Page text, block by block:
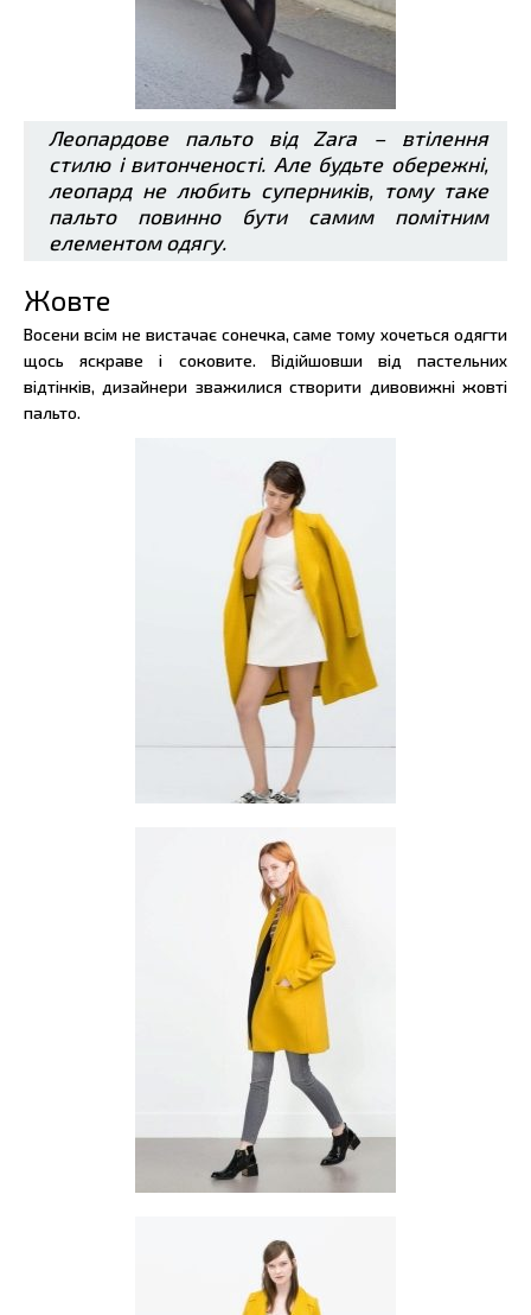
Леопардове пальто від Zara – втілення
стилю і витонченості. Але будьте обережні,
леопард не любить суперників, тому таке
пальто повинно бути самим помітним
елементом одягу.
Жовте
Восени всім не вистачає сонечка, саме тому хочеться одягти
щось яскраве і соковите. Відійшовши від пастельних
відтінків, дизайнери зважилися створити дивовижні жовті
пальто.